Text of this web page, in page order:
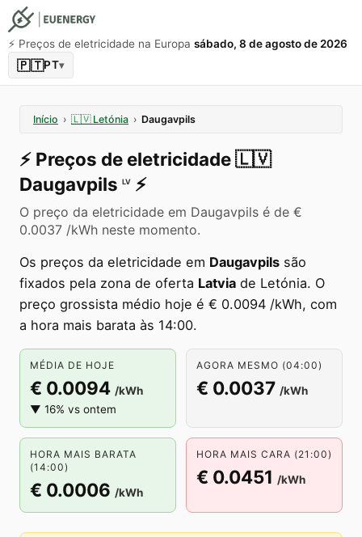
⚡️ Preços de eletricidade na Europa sábado, 8 de agosto de 2026
🇵🇹PT▾
Início › 🇱🇻 Letónia › Daugavpils
⚡️ Preços de eletricidade🇱🇻
Daugavpils LV ⚡️
O preço da eletricidade em Daugavpils é de €
0.0037 /kWh neste momento.
Os preços da eletricidade em Daugavpils são
fixados pela zona de oferta Latvia de Letónia. O
preço grossista médio hoje é € 0.0094 /kWh, com
a hora mais barata às 14:00.
MÉDIA DE HOJE
€ 0.0094 /kWh
▼ 16% vs ontem
AGORA MESMO (04:00)
€ 0.0037 /kWh
HORA MAIS BARATA
(14:00)
€ 0.0006 /kWh
HORA MAIS CARA (21:00)
€ 0.0451 /kWh